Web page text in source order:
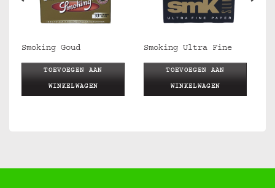
Smoking Goud
TOEVOEGEN AAN
WINKELWAGEN
Smoking Ultra Fine
TOEVOEGEN AAN
WINKELWAGEN